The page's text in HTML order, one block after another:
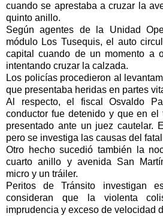
cuando se aprestaba a cruzar la
quinto anillo.
Según agentes de la Unidad
módulo Los Tusequis, el auto
capital cuando de un momento a
intentando cruzar la calzada.
Los policías procedieron al
que presentaba heridas en partes
Al respecto, el fiscal Osvaldo
conductor fue detenido y que en el
presentado ante un juez cautelar.
pero se investiga las causas del
Otro hecho sucedió también la
cuarto anillo y avenida San
micro y un tráiler.
Peritos de Tránsito investigan
consideran que la violenta
imprudencia y exceso de velocidad